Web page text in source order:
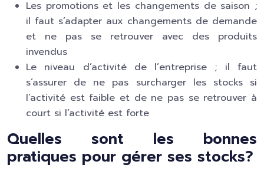
Les promotions et les changements de saison ;
il faut s’adapter aux changements de demande
et ne pas se retrouver avec des produits
invendus
Le niveau d’activité de l’entreprise ; il faut
s’assurer de ne pas surcharger les stocks si
l’activité est faible et de ne pas se retrouver à
court si l’activité est forte
Quelles sont les bonnes
pratiques pour gérer ses stocks?